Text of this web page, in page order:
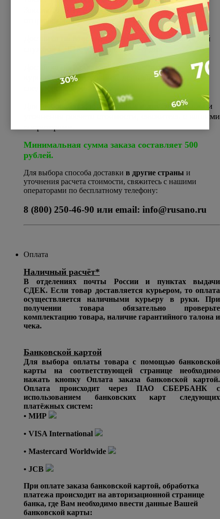
Заказы от 5
000руб - бесплатно. (Если сумма
отправки не превышает 700 р.)
по Москвеосуществляется курьерской
службой СДЭК и составляет 2-3 дня.
по Краснодаруосуществляется
курьерскими службами в день заказа либо на
следующий день.
Для выбора способа доставки
в другие страны
и
уточнения расчета стоимости, свяжитесь с нашими
Минимальная сумма заказа составляет 500
рублей.
Для выбора способа доставки в другие страны и
уточнения расчета стоимости, свяжитесь с нашими
операторами по бесплатному телефону:
8 (800) 250-46-90 или email: info@rusano.ru
Оплата
Наличный расчёт*
В отделениях почты России и пунктах выдачи
СДЕК. Если товар доставляется курьером, то оплата
осуществляется наличными курьеру в руки. При
получении товара обязательно проверьте
комплектацию товара, наличие гарантийного талона и
чека.
Банковской картой
Для выбора оплаты товара с помощью банковской
карты на соответствующей странице необходимо
нажать кнопку Оплата заказа банковской картой.
Оплата происходит через ПАО СБЕРБАНК с
использованием банковских карт следующих
платёжных систем:
• МИР
• VISA International
• Mastercard Worldwide
• JCB
При оплате заказа банковской картой, обработка
платежа происходит на авторизационной странице
банка, где Вам необходимо ввести данные Вашей
банковской карты: